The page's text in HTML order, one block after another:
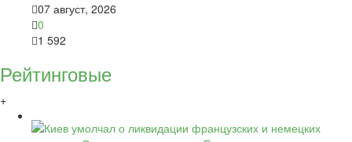
07 август, 2026
0
1 592
Рейтинговые
+